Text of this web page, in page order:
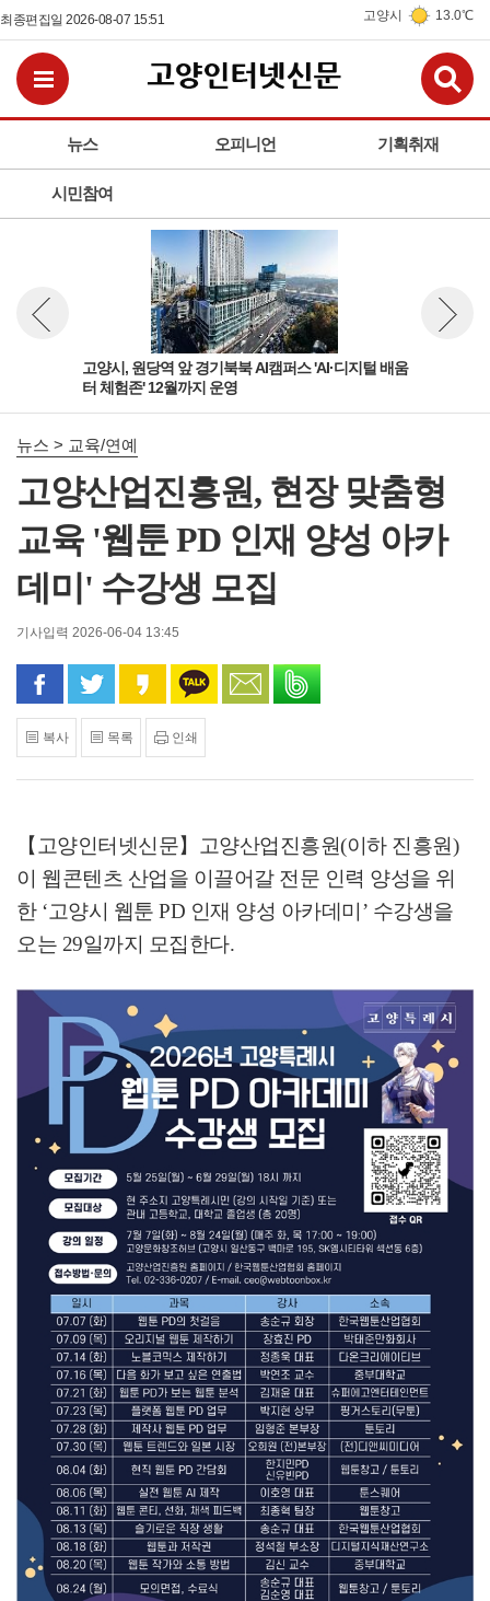
최종편집일 2026-08-07 15:51 고양시 13.0℃
뉴스 오피니언 기획취재
시민참여
전체메뉴보기
고양시, 원당역 앞 경기북북 AI캠퍼스 'AI·디지털 배움
터 체험존' 12월까지 운영
뉴스 이전보기
뉴스 > 교육/연예
고양산업진흥원, 현장 맞춤형
교육 '웹툰 PD 인재 양성 아카
데미' 수강생 모집
기사입력 2026-06-04 13:45
페이스북으로 공유
트위터로 공유카카오 스토리로 공유
카카오톡으로 공유
문자로 공유
복사 목록 인쇄
【고양인터넷신문】 고양산업진흥원(이하 진흥원)
이 웹콘텐츠 산업을 이끌어갈 전문 인력 양성을 위
한 ‘고양시 웹툰 PD 인재 양성 아카데미 ’ 수강생을
오는 29일까지 모집한다.